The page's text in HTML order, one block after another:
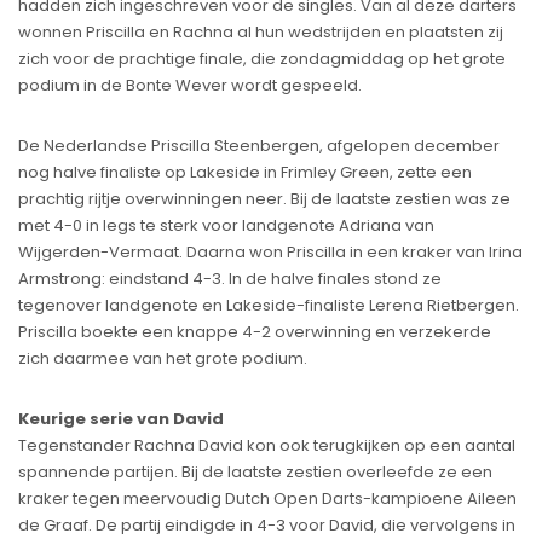
hadden zich ingeschreven voor de singles. Van al deze darters
wonnen Priscilla en Rachna al hun wedstrijden en plaatsten zij
zich voor de prachtige finale, die zondagmiddag op het grote
podium in de Bonte Wever wordt gespeeld.
De Nederlandse Priscilla Steenbergen, afgelopen december
nog halve finaliste op Lakeside in Frimley Green, zette een
prachtig rijtje overwinningen neer. Bij de laatste zestien was ze
met 4-0 in legs te sterk voor landgenote Adriana van
Wijgerden-Vermaat. Daarna won Priscilla in een kraker van Irina
Armstrong: eindstand 4-3. In de halve finales stond ze
tegenover landgenote en Lakeside-finaliste Lerena Rietbergen.
Priscilla boekte een knappe 4-2 overwinning en verzekerde
zich daarmee van het grote podium.
Keurige serie van David
Tegenstander Rachna David kon ook terugkijken op een aantal
spannende partijen. Bij de laatste zestien overleefde ze een
kraker tegen meervoudig Dutch Open Darts-kampioene Aileen
de Graaf. De partij eindigde in 4-3 voor David, die vervolgens in